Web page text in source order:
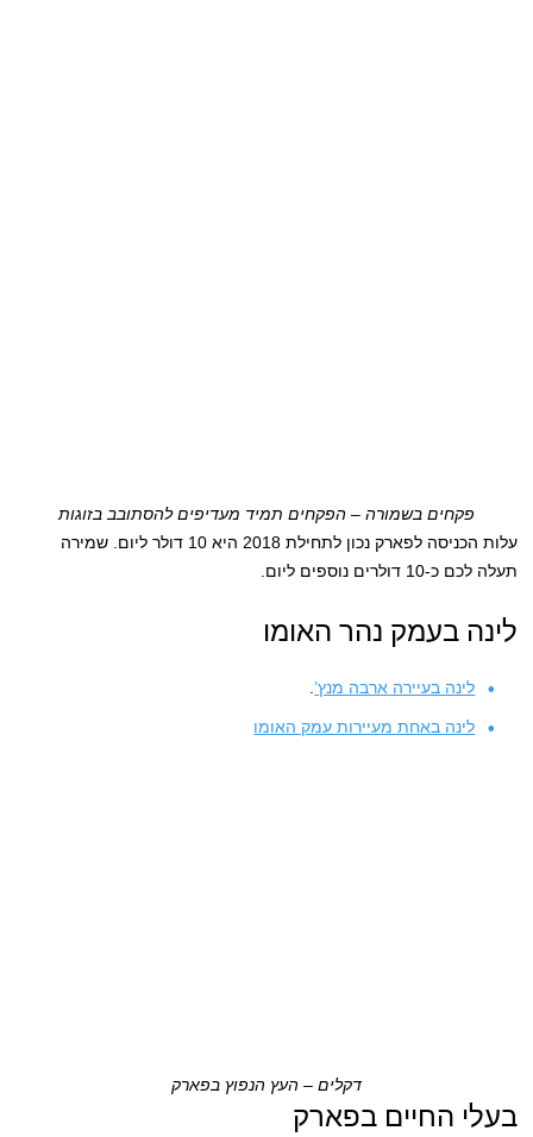
פקחים בשמורה – הפקחים תמיד מעדיפים להסתובב בזוגות
עלות הכניסה לפארק נכון לתחילת 2018 היא 10 דולר ליום. שמירה
תעלה לכם כ-10 דולרים נוספים ליום.
לינה בעמק נהר האומו
לינה בעיירה ארבה מנץ’.
לינה באחת מעיירות עמק האומו
דקלים – העץ הנפוץ בפארק
בעלי החיים בפארק